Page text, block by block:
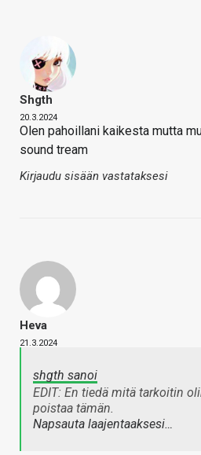
Shgth
20.3.2024
Olen pahoillani kaikesta mutta
sound tream
Kirjaudu sisään vastataksesi
Heva
21.3.2024
shgth sanoi
EDIT: En tiedä mitä tarkoitin
poistaa tämän.
Napsauta laajentaaksesi…